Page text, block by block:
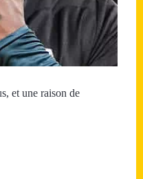
et une raison de